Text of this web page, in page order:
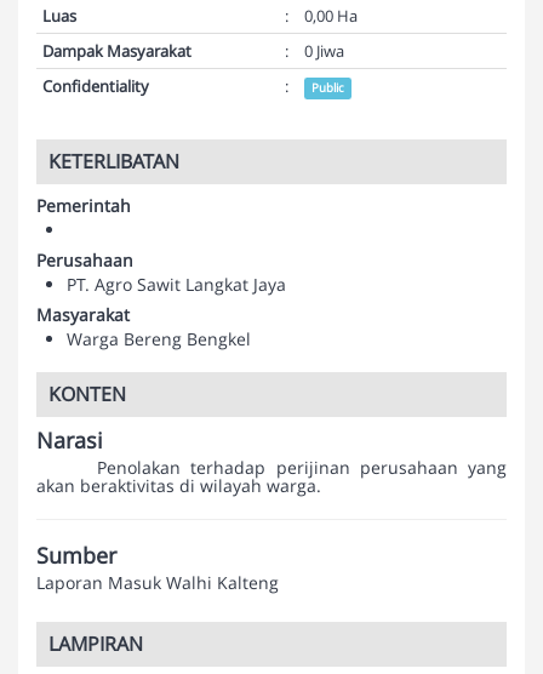
Luas
:
0,00 Ha
Dampak Masyarakat
:
0 Jiwa
Confidentiality
: Public
KETERLIBATAN
Pemerintah
Perusahaan
PT. Agro Sawit Langkat Jaya
Masyarakat
Warga Bereng Bengkel
KONTEN
Narasi
Penolakan terhadap perijinan perusahaan yang
akan beraktivitas di wilayah warga.
Sumber
Laporan Masuk Walhi Kalteng
LAMPIRAN